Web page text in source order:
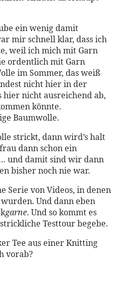
ein wenig damit
mir schnell klar, dass ich
weil ich mich mit Garn
ordentlich mit Garn
im Sommer, das weiß
nicht hier in der
hier nicht ausreichend ab,
könnte.
Baumwolle.
strickt, dann wird’s halt
dann schon ein
und damit sind wir dann
bisher noch nie war.
Serie von Videos, in denen
Und dann eben
garne. Und so kommt es
Testtour begebe.
Tee aus einer Knitting
vorab?